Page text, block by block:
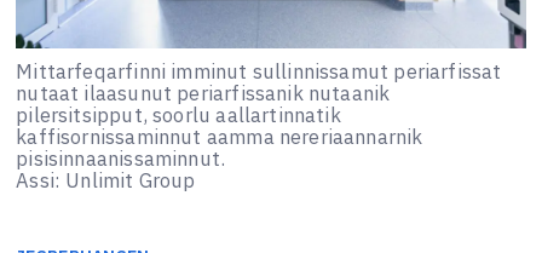
Mittarfeqarfinni imminut sullinnissamut periarfissat
nutaat ilaasunut periarfissanik nutaanik
pilersitsipput, soorlu aallartinnatik
kaffisornissaminnut aamma nereriaannarnik
pisisinnaanissaminnut.
Assi: Unlimit Group